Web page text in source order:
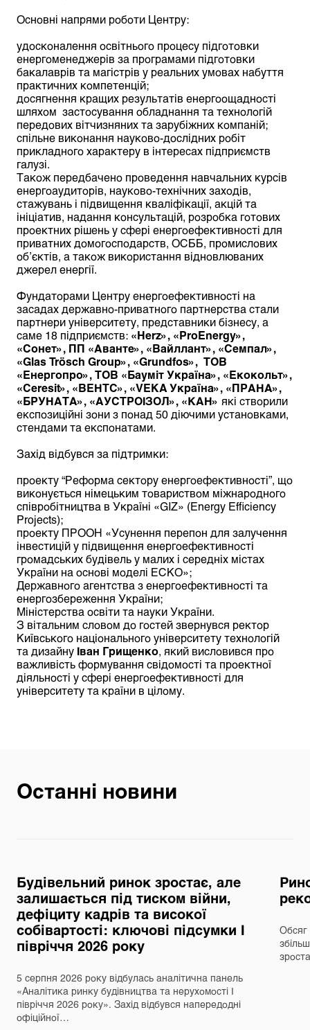
Основні напрями роботи Центру:
удосконалення освітнього процесу підготовки
енергоменеджерів за програмами підготовки
бакалаврів та магістрів у реальних умовах набуття
практичних компетенцій;
досягнення кращих результатів енергоощадності
шляхом застосування обладнання та технологій
передових вітчизняних та зарубіжних компаній;
спільне виконання науково-дослідних робіт
прикладного характеру в інтересах підприємств
галузі.
Також передбачено проведення навчальних курсів
енергоаудиторів, науково-технічних заходів,
стажувань і підвищення кваліфікації, акцій та
ініціатив, надання консультацій, розробка готових
проектних рішень у сфері енергоефективності для
приватних домогосподарств, ОСББ, промислових
об’єктів, а також використання відновлюваних
джерел енергії.
Фундаторами Центру енергоефективності на
засадах державно-приватного партнерства стали
партнери університету, представники бізнесу, а
саме 18 підприємств: «Herz», «ProEnergy»,
«Сонет», ПП «Аванте», «Вайллант», «Семпал»,
«Glas Trösch Group», «Grundfos», ТОВ
«Енергопро», ТОВ «Бауміт Україна», «Екокольт»,
«Ceresit», «ВЕНТС», «VEKA Україна», «ПРАНА»,
«БРУНАТА», «АУСТРОІЗОЛ», «КАН» які створили
експозиційні зони з понад 50 діючими установками,
стендами та експонатами.
Захід відбувся за підтримки:
проекту “Реформа сектору енергоефективності”, що
виконується німецьким товариством міжнародного
співробітництва в Україні «GIZ» (Energy Efficiency
Projects);
проекту ПРООН «Усунення перепон для залучення
інвестицій у підвищення енергоефективності
громадських будівель у малих і середніх містах
України на основі моделі ЕСКО»;
Державного агентства з енергоефективності та
енергозбереження України;
Міністерства освіти та науки України.
З вітальним словом до гостей звернувся ректор
Київського національного університету технологій
та дизайну Іван Грищенко, який висловився про
важливість формування свідомості та проектної
діяльності у сфері енергоефективності для
університету та країни в цілому.
Останні новини
Будівельний ринок зростає, але
залишається під тиском війни,
дефіциту кадрів та високої
собівартості: ключові підсумки І
півріччя 2026 року
5 серпня 2026 року відбулась аналітична панель
«Аналітика ринку будівництва та нерухомості І
півріччя 2026 року». Захід відбувся напередодні
офіційної…
Обсяг